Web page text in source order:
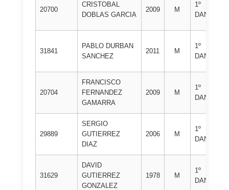
20700
CRISTOBAL
DOBLAS GARCIA
2009 M
1º
DAN
31841
PABLO DURBAN
SANCHEZ
2011 M
1º
DAN
20704
FRANCISCO
FERNANDEZ
GAMARRA
2009 M
1º
DAN
29889
SERGIO
GUTIERREZ
DIAZ
2006 M
1º
DAN
31629
DAVID
GUTIERREZ
GONZALEZ
1978 M
1º
DAN